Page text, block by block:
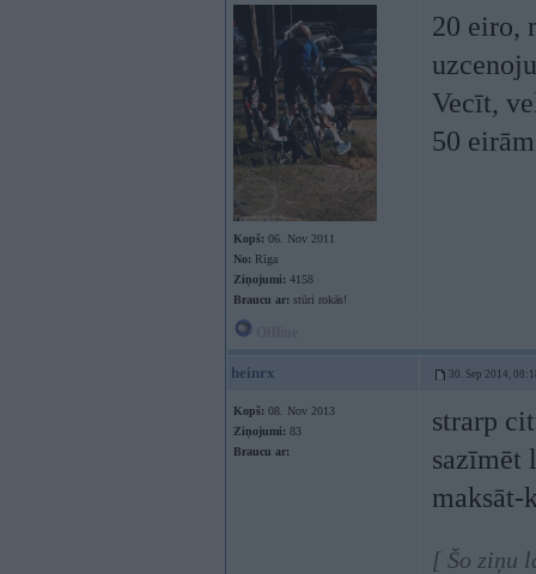
Kopš: 06. Nov 2011
No: Rīga
Ziņojumi: 4158
Braucu ar: stūri rokās!
20 eiro,
Vecīt,
50
heinrx 30. Sep 2014,
Kopš: 08. Nov 2013
Ziņojumi: 83
Braucu ar:
strarp
sazīmēt
maksāt-
[ Šo ziņu